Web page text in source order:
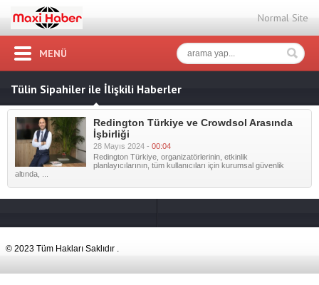
Normal Site
MENÜ
Tülin Sipahiler ile İlişkili Haberler
Redington Türkiye ve Crowdsol Arasında
İşbirliği
28 Mayıs 2024 - 00:04
Redington Türkiye, organizatörlerinin, etkinlik
planlayıcılarının, tüm kullanıcıları için kurumsal güvenlik
altında, ...
© 2023 Tüm Hakları Saklıdır .